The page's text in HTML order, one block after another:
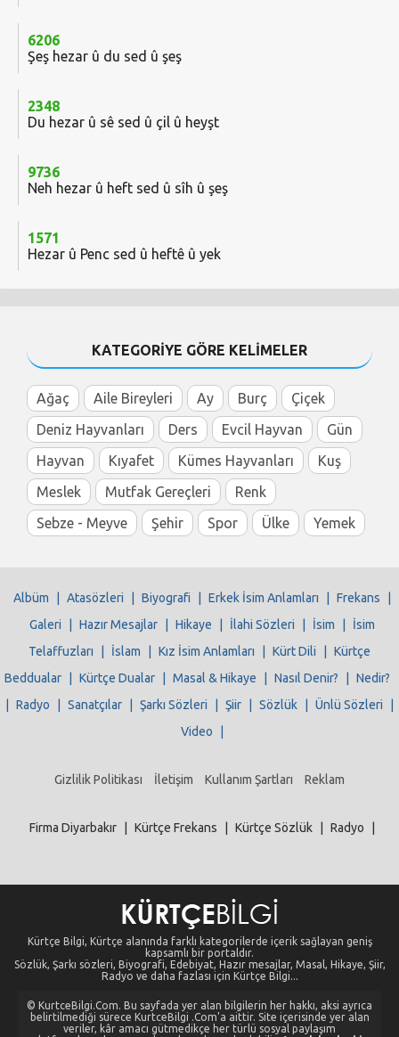
6206
Şeş hezar û du sed û şeş
2348
Du hezar û sê sed û çil û heyşt
9736
Neh hezar û heft sed û sîh û şeş
1571
Hezar û Penc sed û heftê û yek
KATEGORİYE GÖRE KELİMELER
Ağaç Aile Bireyleri Ay Burç
Çiçek
Deniz Hayvanları
Ders Evcil Hayvan
Gün
Hayvan
Kıyafet Kümes Hayvanları
Kuş
Meslek
Mutfak Gereçleri
Renk
Sebze - Meyve
Şehir Spor Ülke Yemek
Albüm Atasözleri Biyografi Erkek İsim Anlamları Frekans
Galeri
Hazır Mesajlar Hikaye İlahi Sözleri İsim
İsim
Telaffuzları
İslam Kız İsim Anlamları Kürt Dili
Kürtçe
Beddualar
Kürtçe Dualar Masal & Hikaye Nasıl Denir?
Nedir?
Radyo Sanatçılar Şarkı Sözleri Şiir Sözlük Ünlü Sözleri
Video
Gizlilik Politikası İletişim Kullanım Şartları Reklam
Firma Diyarbakır Kürtçe Frekans Kürtçe Sözlük Radyo
Kürtçe Bilgi, Kürtçe alanında farklı kategorilerde içerik sağlayan geniş
kapsamlı bir portaldır.
Sözlük, Şarkı sözleri, Biyografi, Edebiyat, Hazır mesajlar, Masal, Hikaye, Şiir,
Radyo ve daha fazlası için Kürtçe Bilgi...
© KurtceBilgi.Com. Bu sayfada yer alan bilgilerin her hakkı, aksi ayrıca
belirtilmediği sürece KurtceBilgi .Com'a aittir. Site içerisinde yer alan
veriler, kâr amacı gütmedikçe her türlü sosyal paylaşım